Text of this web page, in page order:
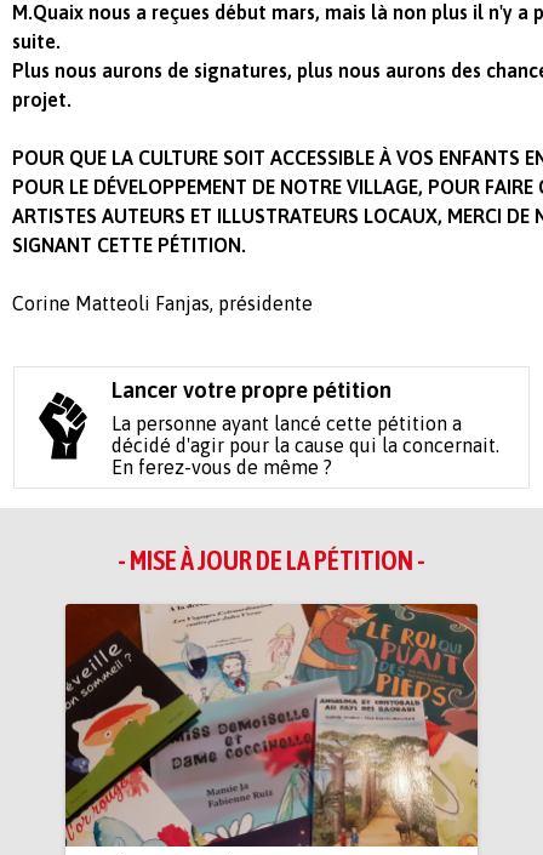
M.Quaix nous a reçues début mars, mais là non plus il n'y a
suite.
Plus nous aurons de signatures, plus nous aurons des
projet.
POUR QUE LA CULTURE SOIT ACCESSIBLE À VOS ENFANTS
POUR LE DÉVELOPPEMENT DE NOTRE VILLAGE, POUR
ARTISTES AUTEURS ET ILLUSTRATEURS LOCAUX, MERCI DE
SIGNANT CETTE PÉTITION.
Corine Matteoli Fanjas, présidente
Lancer votre propre pétition
La personne ayant lancé cette pétition a
décidé d'agir pour la cause qui la concernait.
En ferez-vous de même ?
- MISE À JOUR DE LA PÉTITION -